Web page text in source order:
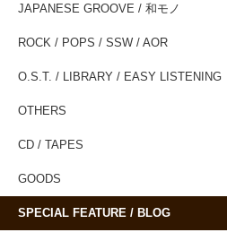
JAPANESE GROOVE / 和モノ
ROCK / POPS / SSW / AOR
O.S.T. / LIBRARY / EASY LISTENING
OTHERS
CD / TAPES
GOODS
SPECIAL FEATURE / BLOG